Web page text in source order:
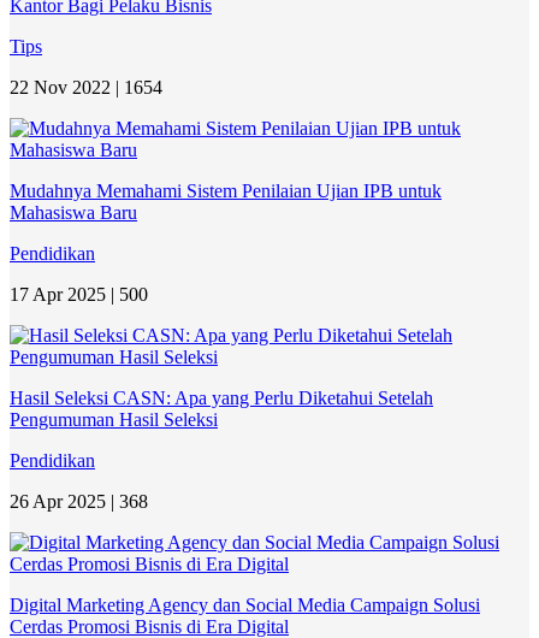
Kantor Bagi Pelaku Bisnis
Tips
22 Nov 2022 | 1654
Mudahnya Memahami Sistem Penilaian Ujian IPB untuk
Mahasiswa Baru
Pendidikan
17 Apr 2025 | 500
Hasil Seleksi CASN: Apa yang Perlu Diketahui Setelah
Pengumuman Hasil Seleksi
Pendidikan
26 Apr 2025 | 368
Digital Marketing Agency dan Social Media Campaign Solusi
Cerdas Promosi Bisnis di Era Digital